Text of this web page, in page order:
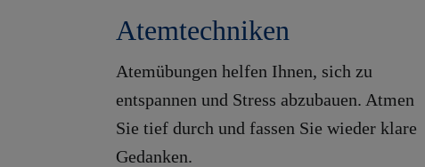
Atemtechniken
Atemübungen helfen Ihnen, sich zu
entspannen und Stress abzubauen. Atmen
Sie tief durch und fassen Sie wieder klare
Gedanken.